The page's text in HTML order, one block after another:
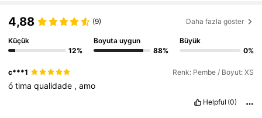
4,88 (9) Daha fazla göster
Küçük
12%
Boyuta uygun
88%
Büyük
0%
c***1 Renk: Pembe / Boyut: XS
ótimaqualidade ,amo
Helpful (0)